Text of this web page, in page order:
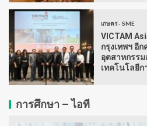
เกษตร - SME
VICTAM
กรุงเทพฯ อี
อุตสาหกรร
เทคโนโลยีก
การศึกษา – ไอที